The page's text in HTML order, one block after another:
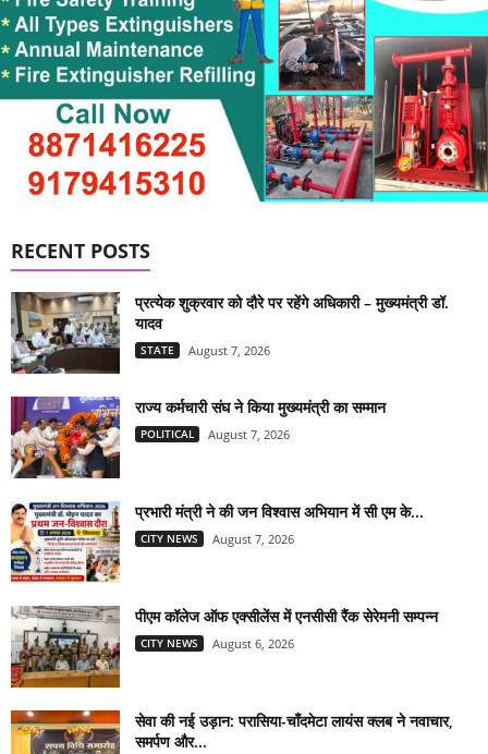
RECENT POSTS
प्रत्येक शुक्रवार को दौरे पर रहेंगे अधिकारी – मुख्यमंत्री डॉ.
यादव
STATE August 7, 2026
राज्य कर्मचारी संघ ने किया मुख्यमंत्री का सम्मान
POLITICAL August 7, 2026
प्रभारी मंत्री ने की जन विश्वास अभियान में सी एम के...
CITY NEWS August 7, 2026
पीएम कॉलेज ऑफ एक्सीलेंस में एनसीसी रैंक सेरेमनी सम्पन्न
CITY NEWS August 6, 2026
सेवा की नई उड़ान: परासिया-चाँदमेटा लायंस क्लब ने नवाचार,
समर्पण और...